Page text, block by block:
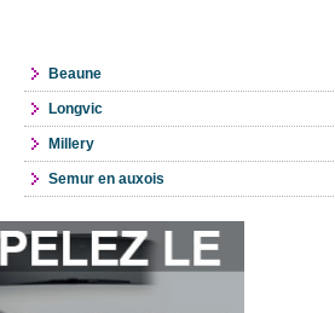
Beaune
Longvic
Millery
Semur en auxois